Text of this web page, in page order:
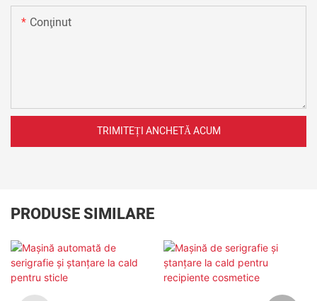
Conţinut
TRIMITEȚI ANCHETĂ ACUM
PRODUSE SIMILARE